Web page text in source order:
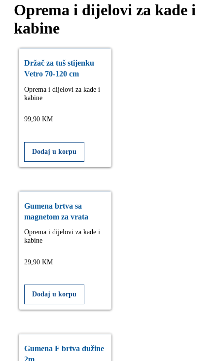
Oprema i dijelovi za kade i
kabine
Držač za tuš stijenku
Vetro 70-120 cm
Oprema i dijelovi za kade i
kabine
99,90 KM
Dodaj u korpu
Gumena brtva sa
magnetom za vrata
Oprema i dijelovi za kade i
kabine
29,90 KM
Dodaj u korpu
Gumena F brtva dužine
2m